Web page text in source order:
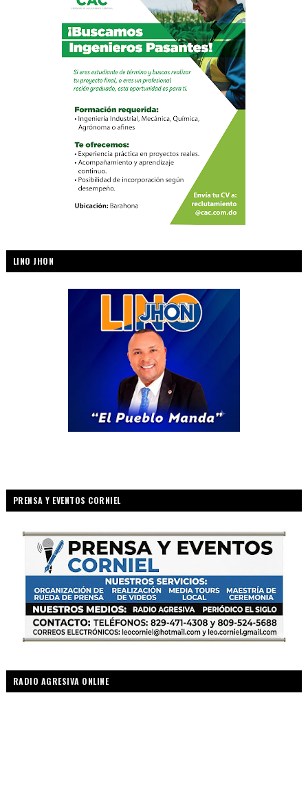
LINO JHON
PRENSA Y EVENTOS CORNIEL
RADIO AGRESIVA ONLINE